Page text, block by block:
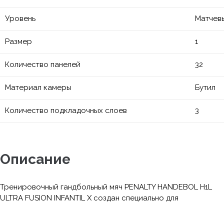
Уровень
Размер 1
Количество панелей 32
Материал камеры Бутил
Количество подкладочных слоев 3
Описание
Тренировочный гандбольный мяч PENALTY HANDEBOL H1L
ULTRA FUSION INFANTIL X создан специально для